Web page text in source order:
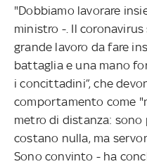
"Dobbiamo lavorare
ministro -. Il
grande lavoro da fare
battaglia e una mano
i concittadini”, che
comportamento come
metro di distanza: sono
costano nulla, ma
Sono convinto - ha